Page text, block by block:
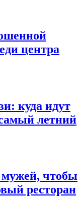
центра
куда идут
летний
мужей, чтобы
ресторан